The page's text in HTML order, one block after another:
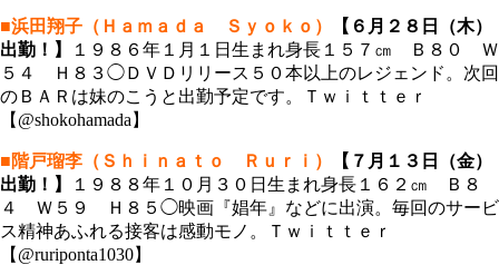
■浜田翔子（Ｈａｍａｄａ Ｓｙｏｋｏ）
【６月２８日（木）
出勤！】
１９８６年１月１日生まれ身長１５７㎝ Ｂ８０ Ｗ
５４ Ｈ８３◯ＤＶＤリリース５０本以上のレジェンド。次回
のＢＡＲは妹のこうと出勤予定です。Ｔｗｉｔｔｅｒ
【@shokohamada】
■階戸瑠李（Ｓｈｉｎａｔｏ Ｒｕｒｉ）
【７月１３日（金）
出勤！】
１９８８年１０月３０日生まれ身長１６２㎝ Ｂ８
４ Ｗ５９ Ｈ８５◯映画『娼年』などに出演。毎回のサービ
ス精神あふれる接客は感動モノ。Ｔｗｉｔｔｅｒ
【@ruriponta1030】